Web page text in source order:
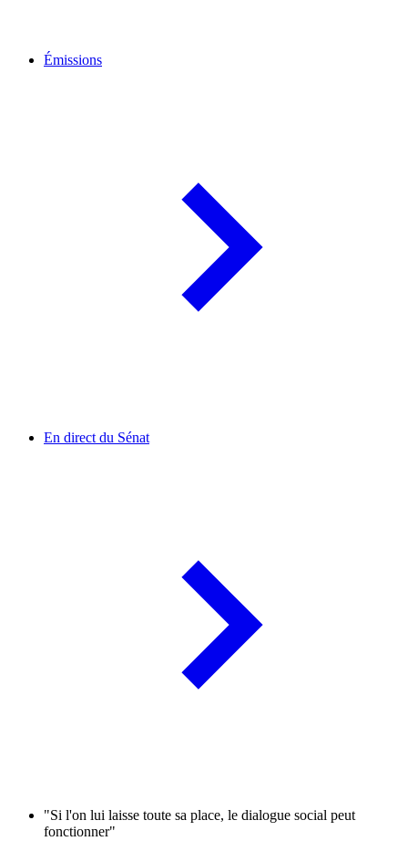
Émissions
En direct du Sénat
"Si l'on lui laisse toute sa place, le dialogue social peut
fonctionner"